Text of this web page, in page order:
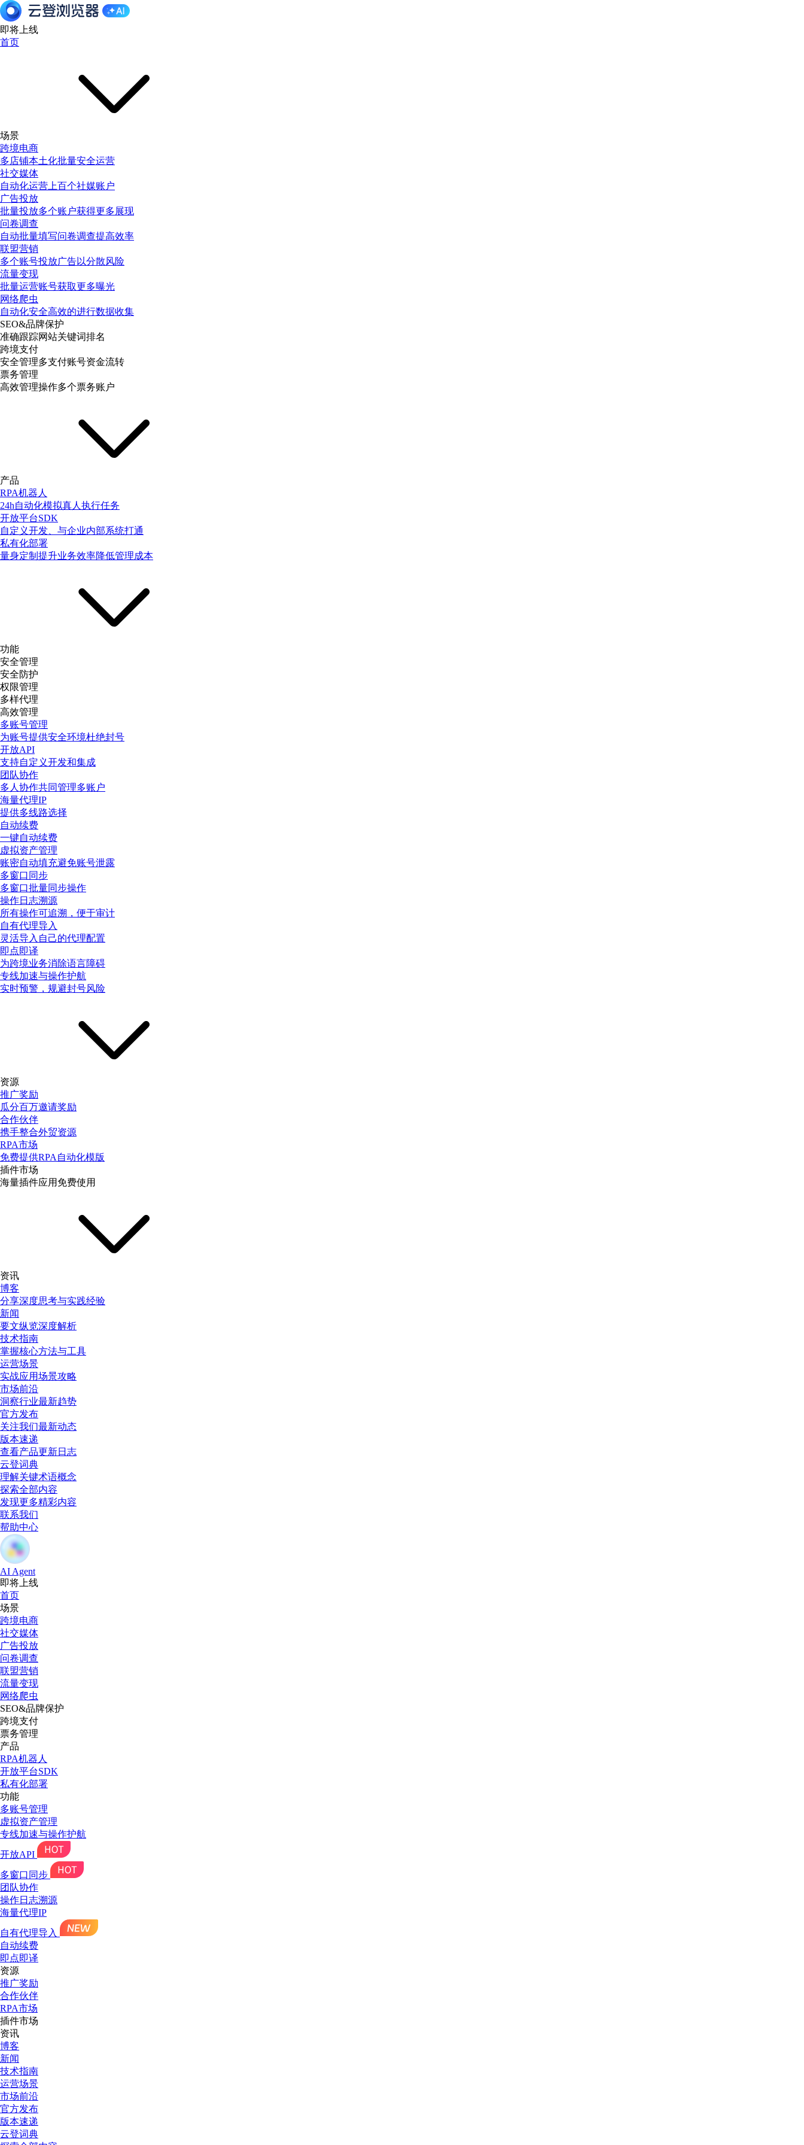
即将上线
首页
场景
跨境电商
多店铺本土化批量安全运营
社交媒体
自动化运营上百个社媒账户
广告投放
批量投放多个账户获得更多展现
问卷调查
自动批量填写问卷调查提高效率
联盟营销
多个账号投放广告以分散风险
流量变现
批量运营账号获取更多曝光
网络爬虫
自动化安全高效的进行数据收集
SEO&品牌保护
准确跟踪网站关键词排名
跨境支付
安全管理多支付账号资金流转
票务管理
高效管理操作多个票务账户
产品
RPA机器人
24h自动化模拟真人执行任务
开放平台SDK
自定义开发、与企业内部系统打通
私有化部署
量身定制提升业务效率降低管理成本
功能
安全管理
安全防护
权限管理
多样代理
高效管理
多账号管理
为账号提供安全环境杜绝封号
开放API
支持自定义开发和集成
团队协作
多人协作共同管理多账户
海量代理IP
提供多线路选择
自动续费
一键自动续费
虚拟资产管理
账密自动填充避免账号泄露
多窗口同步
多窗口批量同步操作
操作日志溯源
所有操作可追溯，便于审计
自有代理导入
灵活导入自己的代理配置
即点即译
为跨境业务消除语言障碍
专线加速与操作护航
实时预警，规避封号风险
资源
推广奖励
瓜分百万邀请奖励
合作伙伴
携手整合外贸资源
RPA市场
免费提供RPA自动化模版
插件市场
海量插件应用免费使用
资讯
博客
分享深度思考与实践经验
新闻
要文纵览深度解析
技术指南
掌握核心方法与工具
运营场景
实战应用场景攻略
市场前沿
洞察行业最新趋势
官方发布
关注我们最新动态
版本速递
查看产品更新日志
云登词典
理解关键术语概念
探索全部内容
发现更多精彩内容
联系我们
帮助中心
AI Agent
即将上线
首页
场景
跨境电商
社交媒体
广告投放
问卷调查
联盟营销
流量变现
网络爬虫
SEO&品牌保护
跨境支付
票务管理
产品
RPA机器人
开放平台SDK
私有化部署
功能
多账号管理
虚拟资产管理
专线加速与操作护航
开放API
多窗口同步
团队协作
操作日志溯源
海量代理IP
自有代理导入
自动续费
即点即译
资源
推广奖励
合作伙伴
RPA市场
插件市场
资讯
博客
新闻
技术指南
运营场景
市场前沿
官方发布
版本速递
云登词典